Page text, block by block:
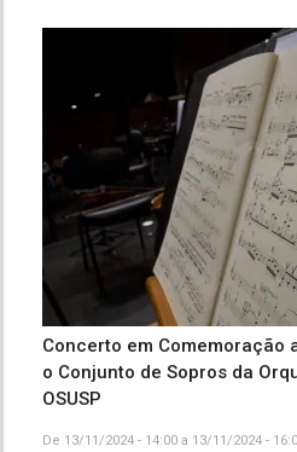
Concerto em Comemoração
o Conjunto de Sopros da
OSUSP
De 13/11/2024 - 14:00 a 13/11/2024 -